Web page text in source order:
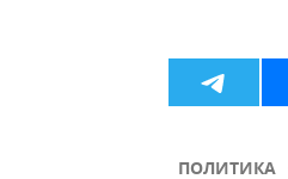
ПОЛИТИКА